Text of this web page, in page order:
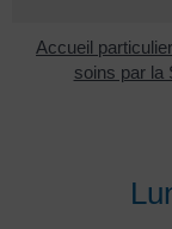
Accueil
soins par la